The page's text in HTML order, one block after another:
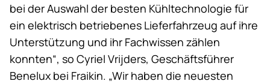
bei der Auswahl der besten Kühltechnologie für
ein elektrisch betriebenes Lieferfahrzeug auf ihre
Unterstützung und ihr Fachwissen zählen
konnten“, so Cyriel Vrijders, Geschäftsführer
Benelux bei Fraikin. „Wir haben die neuesten